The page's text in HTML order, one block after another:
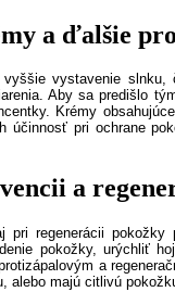
a ďalšie
vyššie vystavenie
Aby sa predišlo
Krémy
účinnosť pri ochrane
a
pri regenerácii
pokožky, urýchliť
a
alebo majú citlivú